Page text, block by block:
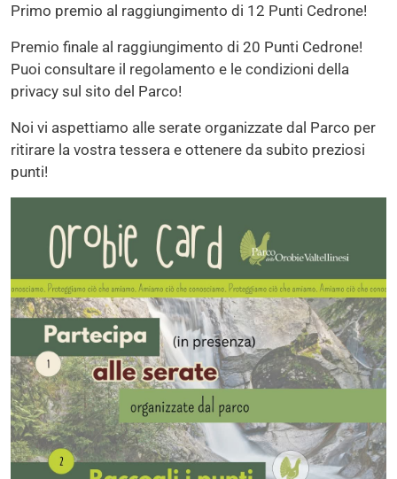
Primo premio al raggiungimento di 12 Punti Cedrone!
Premio finale al raggiungimento di 20 Punti Cedrone!
Puoi consultare il regolamento e le condizioni della
privacy sul sito del Parco!
Noi vi aspettiamo alle serate organizzate dal Parco per
ritirare la vostra tessera e ottenere da subito preziosi
punti!